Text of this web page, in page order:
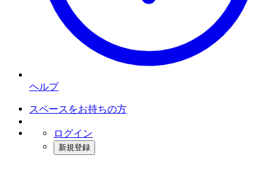
ヘルプ
スペースをお持ちの方
ログイン
新規登録